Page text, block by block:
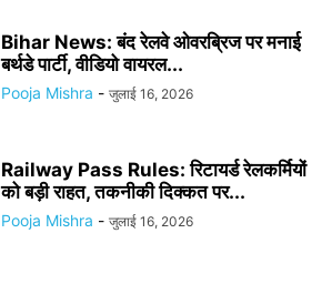
Bihar News: बंद रेलवे ओवरब्रिज पर मनाई
बर्थडे पार्टी, वीडियो वायरल...
Pooja Mishra - जुलाई 16, 2026
Railway Pass Rules: रिटायर्ड रेलकर्मियों
को बड़ी राहत, तकनीकी दिक्कत पर...
Pooja Mishra - जुलाई 16, 2026